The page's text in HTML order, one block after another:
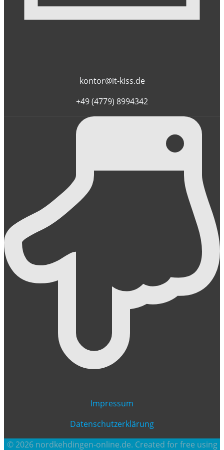
kontor@it-kiss.de
+49 (4779) 8994342
Impressum
Datenschutzerklärung
© 2026 nordkehdingen-online.de. Created for free using